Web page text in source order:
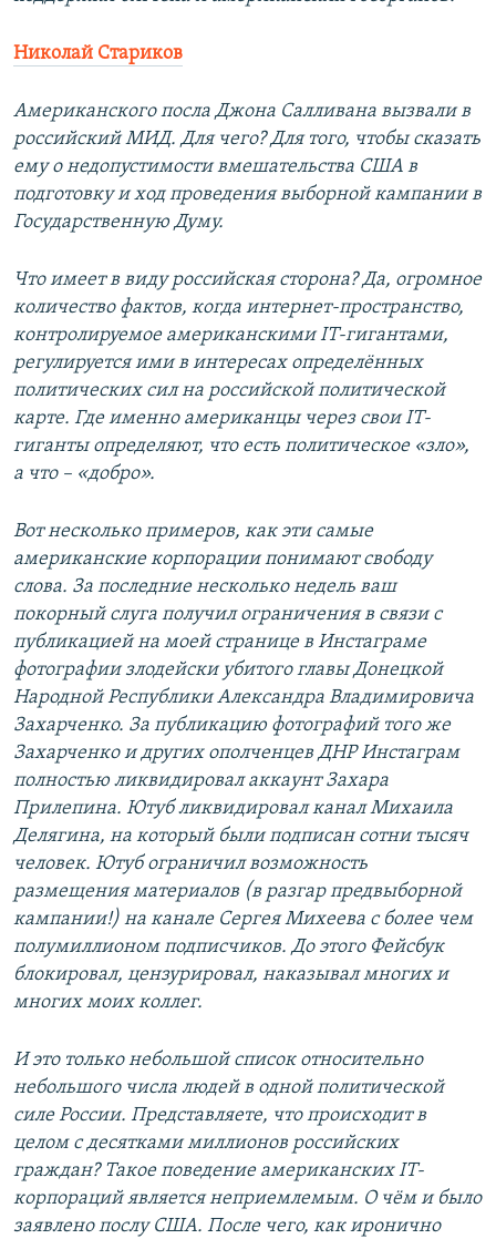
Николай Стариков
Американского посла Джона Салливана вызвали в
российский МИД. Для чего? Для того, чтобы сказать
ему о недопустимости вмешательства США в
подготовку и ход проведения выборной кампании в
Государственную Думу.
Что имеет в виду российская сторона? Да, огромное
количество фактов, когда интернет-пространство,
контролируемое американскими IT-гигантами,
регулируется ими в интересах определённых
политических сил на российской политической
карте. Где именно американцы через свои IT-
гиганты определяют, что есть политическое «зло»,
а что – «добро».
Вот несколько примеров, как эти самые
американские корпорации понимают свободу
слова. За последние несколько недель ваш
покорный слуга получил ограничения в связи с
публикацией на моей странице в Инстаграме
фотографии злодейски убитого главы Донецкой
Народной Республики Александра Владимировича
Захарченко. За публикацию фотографий того же
Захарченко и других ополченцев ДНР Инстаграм
полностью ликвидировал аккаунт Захара
Прилепина. Ютуб ликвидировал канал Михаила
Делягина, на который были подписан сотни тысяч
человек. Ютуб ограничил возможность
размещения материалов (в разгар предвыборной
кампании!) на канале Сергея Михеева с более чем
полумиллионом подписчиков. До этого Фейсбук
блокировал, цензурировал, наказывал многих и
многих моих коллег.
И это только небольшой список относительно
небольшого числа людей в одной политической
силе России. Представляете, что происходит в
целом с десятками миллионов российских
граждан? Такое поведение американских IT-
корпораций является неприемлемым. О чём и было
заявлено послу США. После чего, как иронично